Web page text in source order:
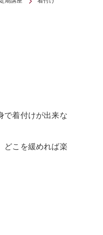
で着付けが出来な
どこを緩めれば楽